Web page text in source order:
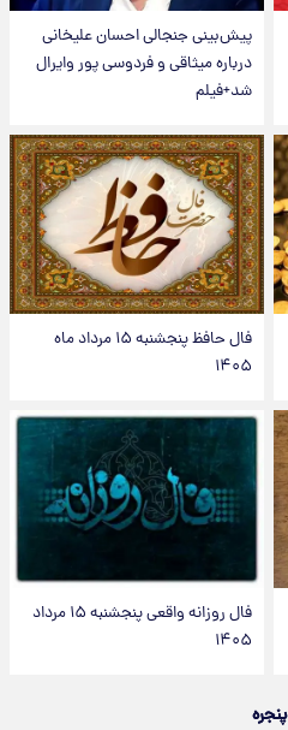
پیش‌بینی جنجالی احسان علیخانی
درباره میثاقی و فردوسی پور وایرال
شد+فیلم
فال حافظ پنجشنبه ۱۵ مرداد ماه
۱۴۰۵
فال روزانه واقعی پنجشنبه ۱۵ مرداد
۱۴۰۵
پنجره